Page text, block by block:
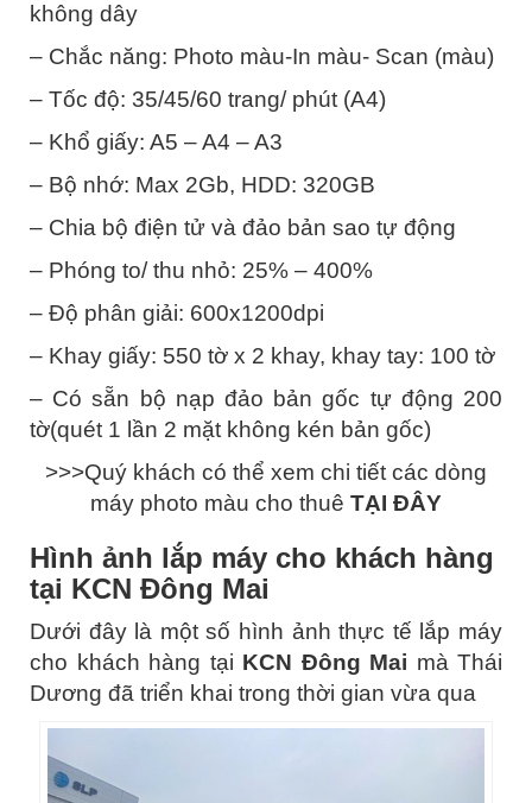
không dây
– Chắc năng: Photo màu-In màu- Scan (màu)
– Tốc độ: 35/45/60 trang/ phút (A4)
– Khổ giấy: A5 – A4 – A3
– Bộ nhớ: Max 2Gb, HDD: 320GB
– Chia bộ điện tử và đảo bản sao tự động
– Phóng to/ thu nhỏ: 25% – 400%
– Độ phân giải: 600x1200dpi
– Khay giấy: 550 tờ x 2 khay, khay tay: 100 tờ
– Có sẵn bộ nạp đảo bản gốc tự động 200
tờ(quét 1 lần 2 mặt không kén bản gốc)
>>>Quý khách có thể xem chi tiết các dòng
máy photo màu cho thuê TẠI ĐÂY
Hình ảnh lắp máy cho khách hàng
tại KCN Đông Mai
Dưới đây là một số hình ảnh thực tế lắp máy
cho khách hàng tại KCN Đông Mai mà Thái
Dương đã triển khai trong thời gian vừa qua